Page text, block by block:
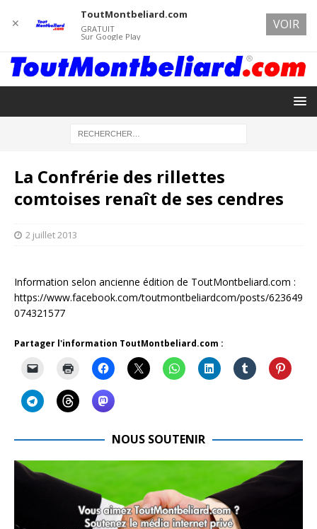
La Confrérie des rillettes
comtoises renaît de ses cendres
2 juillet 2013
Information selon ancienne édition de ToutMontbeliard.com :
https://www.facebook.com/toutmontbeliardcom/posts/623649
074321577
Partager l'information ToutMontbeliard.com :
NOUS SOUTENIR
✕
ToutMontbeliard.com
GRATUIT
Sur Google Play
VOIR